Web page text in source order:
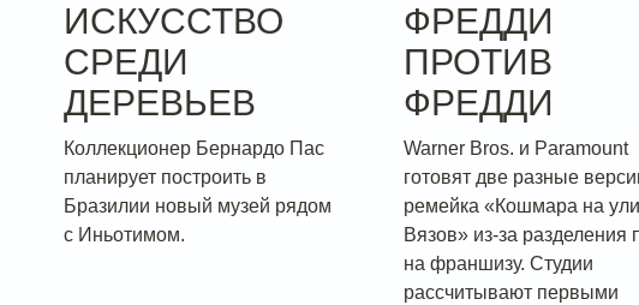
ИСКУССТВО
СРЕДИ
ДЕРЕВЬЕВ
Коллекционер Бернардо Пас
планирует построить в
Бразилии новый музей рядом
с Иньотимом.
ФРЕДДИ
ПРОТИВ
ФРЕДДИ
Warner Bros. и Paramount
готовят две разные
ремейка «Кошмара на
Вязов» из-за разделения
на франшизу. Студии
рассчитывают первыми